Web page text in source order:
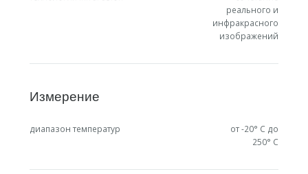
реального и
инфракрасного
изображений
Измерение
диапазон температур
от -20° C до
250° C